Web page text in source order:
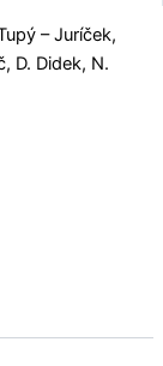
– Juríček,
D. Didek, N.